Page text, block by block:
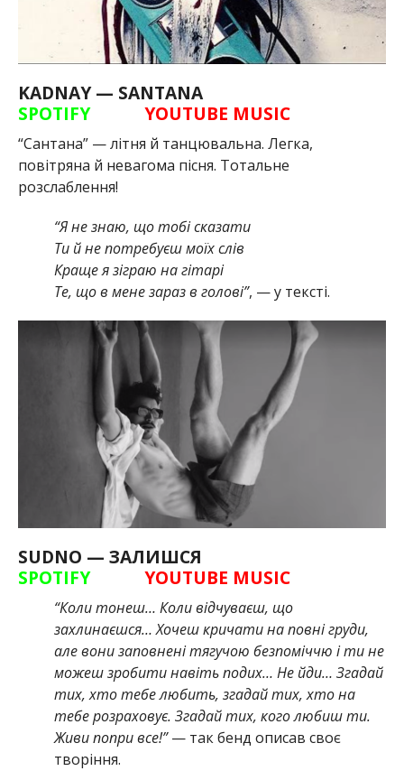
KADNAY — SANTANA
SPOTIFY
YOUTUBE MUSIC
“Сантана” — літня й танцювальна. Легка,
повітряна й невагома пісня. Тотальне
розслаблення!
“Я не знаю, що тобі сказати
Ти й не потребуєш моїх слів
Краще я зіграю на гітарі
Те, що в мене зараз в голові”, — у тексті.
SUDNO — ЗАЛИШСЯ
SPOTIFY
YOUTUBE MUSIC
“Коли тонеш… Коли відчуваєш, що
захлинаєшся… Хочеш кричати на повні груди,
але вони заповнені тягучою безпоміччю і ти не
можеш зробити навіть подих… Не йди… Згадай
тих, хто тебе любить, згадай тих, хто на
тебе розраховує. Згадай тих, кого любиш ти.
Живи попри все!”— так бенд описав своє
творіння.